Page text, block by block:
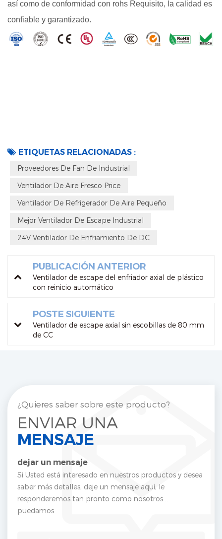
así como de conformidad con rohs Requisito, la calidad es
confiable y garantizado.
ETIQUETAS RELACIONADAS :
Proveedores De Fan De Industrial
Ventilador De Aire Fresco Price
Ventilador De Refrigerador De Aire Pequeño
Mejor Ventilador De Escape Industrial
24V Ventilador De Enfriamiento De DC
PUBLICACIÓN ANTERIOR
Ventilador de escape del enfriador axial de plástico
con reinicio automático
POSTE SIGUIENTE
Ventilador de escape axial sin escobillas de 80 mm
de CC
¿Quieres saber sobre este producto?
ENVIAR UNA
MENSAJE
dejar un mensaje
Si Usted está interesado en nuestros productos y desea
saber más detalles, deje un mensaje aquí, le
responderemos tan pronto como nosotros ..
puedamos.